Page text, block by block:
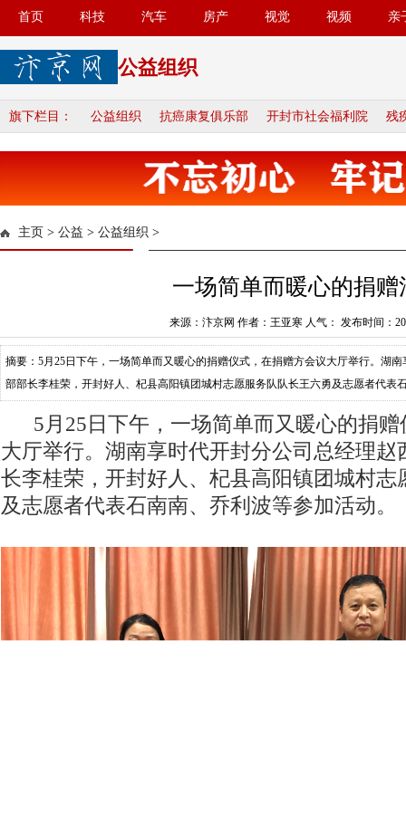
首页 科技 汽车 房产 视觉 视频 亲
公益组织
旗下栏目： 公益组织 抗癌康复俱乐部 开封市社会福利院 残
主页 > 公益 > 公益组织 >
一场简单而暖心的捐赠
来源：汴京网 作者：王亚寒 人气： 发布时间：
摘要：5月25日下午，一场简单而又暖心的捐赠仪式，在捐赠方会议大厅举行。湖
部部长李桂荣，开封好人、杞县高阳镇团城村志愿服务队队长王六勇及志愿者代表
5月25日下午，一场简单而又暖心的捐赠
大厅举行。湖南享时代开封分公司总经理赵
长李桂荣，开封好人、杞县高阳镇团城村志
及志愿者代表石南南、乔利波等参加活动。